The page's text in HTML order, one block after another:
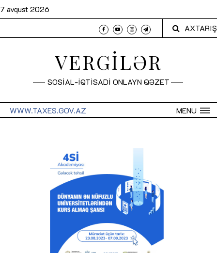
7 avqust 2026
AXTARIŞ
VERGİLƏR
SOSİAL-İQTİSADİ ONLAYN QƏZET
MENU
WWW.TAXES.GOV.AZ